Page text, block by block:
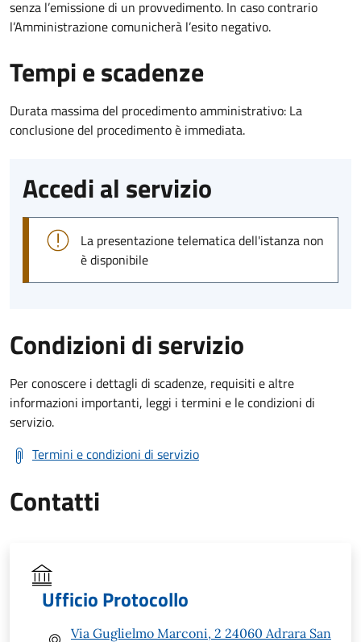
senza l’emissione di un provvedimento. In caso contrario
l’Amministrazione comunicherà l’esito negativo.
Tempi e scadenze
Durata massima del procedimento amministrativo: La
conclusione del procedimento è immediata.
Accedi al servizio
La presentazione telematica dell'istanza non
è disponibile
Condizioni di servizio
Per conoscere i dettagli di scadenze, requisiti e altre
informazioni importanti, leggi i termini e le condizioni di
servizio.
Termini e condizioni di servizio
Contatti
Ufficio Protocollo
Via Guglielmo Marconi, 2 24060 Adrara San